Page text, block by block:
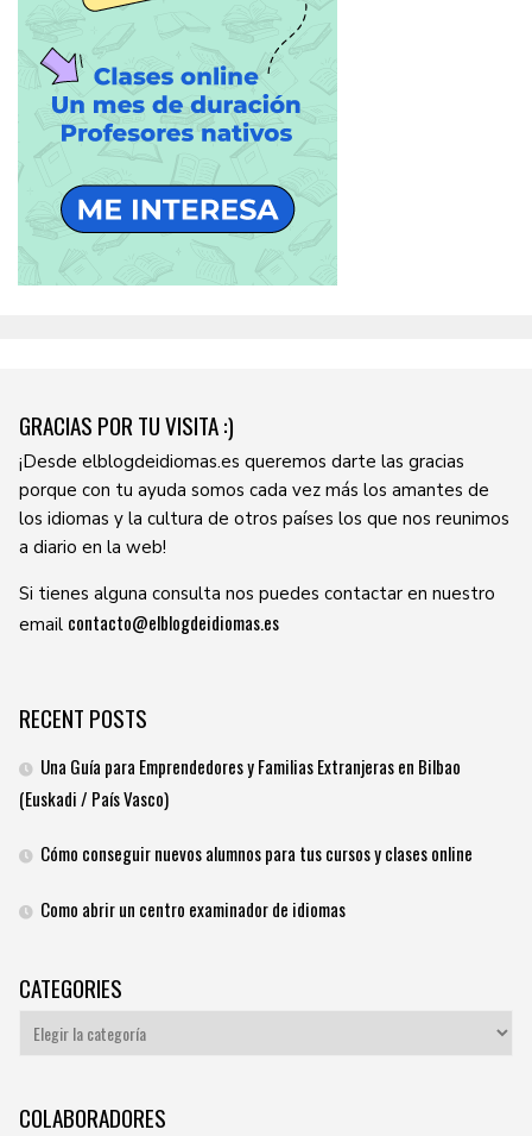
GRACIAS POR TU VISITA :)
¡Desde elblogdeidiomas.es queremos darte las gracias
porque con tu ayuda somos cada vez más los amantes de
los idiomas y la cultura de otros países los que nos reunimos
a diario en la web!
Si tienes alguna consulta nos puedes contactar en nuestro
email contacto@elblogdeidiomas.es
RECENT POSTS
Una Guía para Emprendedores y Familias Extranjeras en Bilbao
(Euskadi / País Vasco)
Cómo conseguir nuevos alumnos para tus cursos y clases online
Como abrir un centro examinador de idiomas
CATEGORIES
Categories
COLABORADORES